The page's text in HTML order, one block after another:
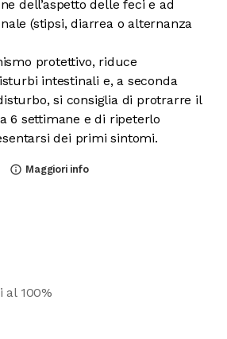
dell’aspetto delle feci e ad
(stipsi, diarrea o alternanza
protettivo, riduce
intestinali e, a seconda
si consiglia di protrarre il
6 settimane e di ripeterlo
dei primi sintomi.
info_outline Maggiori info
al 100%